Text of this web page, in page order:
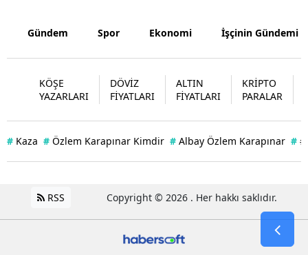
Gündem Spor Ekonomi İşçinin Gündemi
KÖŞE
YAZARLARI
DÖVİZ
FİYATLARI
ALTIN
FİYATLARI
KRİPTO
PARALAR
# Kaza # Özlem Karapınar Kimdir # Albay Özlem Karapınar #
RSS Copyright © 2026 . Her hakkı saklıdır.